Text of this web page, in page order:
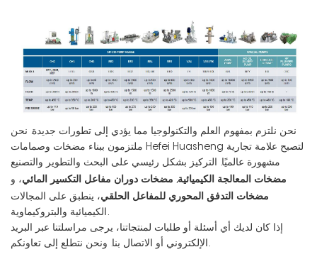
نحن نلتزم بمفهوم العلم والتكنولوجيا مما يؤدي إلى تطورات جديدة. نحن
ملتزمون ببناء مضخات وصمامات Hefei Huasheng لتصبح علامة تجارية
مشهورة عالميًا. التركيز بشكل رئيسي على البحث والتطوير والتصنيع
مضخات المعالجة الكيميائية, مضخات دوران مفاعل التكسير المائي، و
مضخات التدفق المحوري للمفاعل الحلقي، ينطبق على المجالات
الكيميائية والبتروكيماوية.
إذا كان لديك أي أسئلة أو طلبات لمنتجاتنا، يرجى مراسلتنا عبر البريد
الإلكتروني أو الاتصال بنا. ونحن نتطلع إلى تعاونكم.